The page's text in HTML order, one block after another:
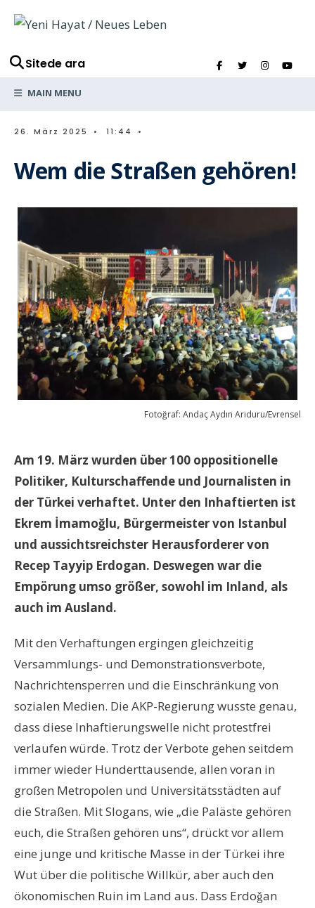
Sitede ara
MAIN MENU
26. März 2025 • 11:44 •
Wem die Straßen gehören!
Fotoğraf: Andaç Aydın Arıduru/Evrensel
Am 19. März wurden über 100 oppositionelle
Politiker, Kulturschaffende und Journalisten in
der Türkei verhaftet. Unter den Inhaftierten ist
Ekrem İmamoğlu, Bürgermeister von Istanbul
und aussichtsreichster Herausforderer von
Recep Tayyip Erdogan. Deswegen war die
Empörung umso größer, sowohl im Inland, als
auch im Ausland.
Mit den Verhaftungen ergingen gleichzeitig
Versammlungs- und Demonstrationsverbote,
Nachrichtensperren und die Einschränkung von
sozialen Medien. Die AKP-Regierung wusste genau,
dass diese Inhaftierungswelle nicht protestfrei
verlaufen würde. Trotz der Verbote gehen seitdem
immer wieder Hunderttausende, allen voran in
großen Metropolen und Universitätsstädten auf
die Straßen. Mit Slogans, wie „die Paläste gehören
euch, die Straßen gehören uns“, drückt vor allem
eine junge und kritische Masse in der Türkei ihre
Wut über die politische Willkür, aber auch den
ökonomischen Ruin im Land aus. Dass Erdoǧan